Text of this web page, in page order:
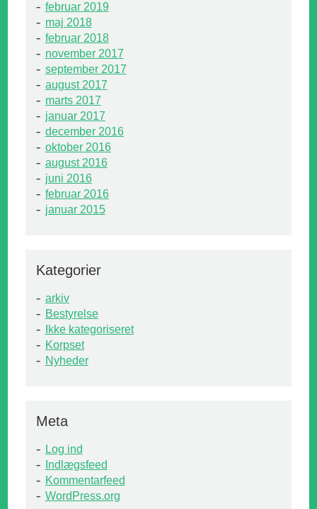
februar 2019
maj 2018
februar 2018
november 2017
september 2017
august 2017
marts 2017
januar 2017
december 2016
oktober 2016
august 2016
juni 2016
februar 2016
januar 2015
Kategorier
arkiv
Bestyrelse
Ikke kategoriseret
Korpset
Nyheder
Meta
Log ind
Indlægsfeed
Kommentarfeed
WordPress.org